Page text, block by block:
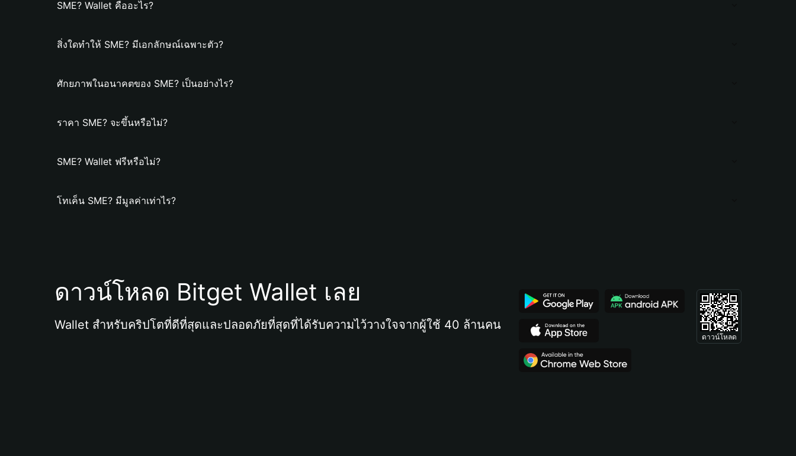
SME? Wallet คืออะไร?
สิ่งใดทำให้ SME? มีเอกลักษณ์เฉพาะตัว?
ศักยภาพในอนาคตของ SME? เป็นอย่างไร?
ราคา SME? จะขึ้นหรือไม่?
SME? Wallet ฟรีหรือไม่?
โทเค็น SME? มีมูลค่าเท่าไร?
ดาวน์โหลด Bitget Wallet เลย
Wallet สำหรับคริปโตที่ดีที่สุดและปลอดภัยที่สุดที่ได้รับความไว้วางใจจากผู้ใช้ 40 ล้านคน
ดาวน์โหลด